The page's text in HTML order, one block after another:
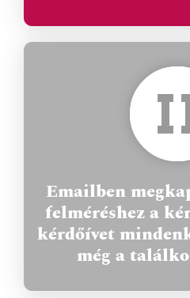
Emailben
felméréshez a
kérdőívet
még a